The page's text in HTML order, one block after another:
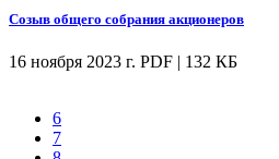
Созыв общего собрания акционеров
16 ноября 2023 г. PDF | 132 КБ
6
7